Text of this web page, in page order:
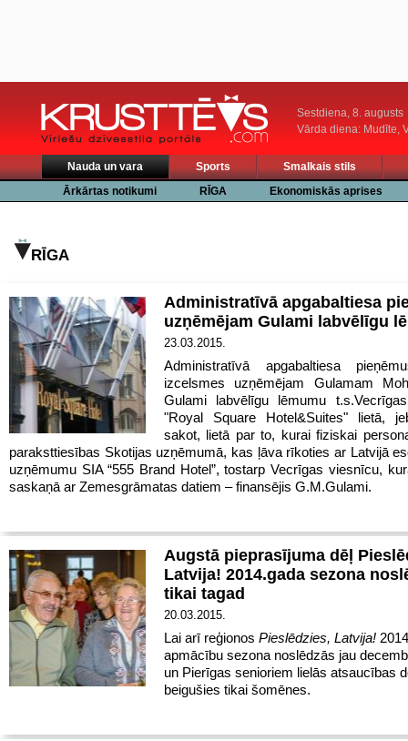
Sestdiena, 8. augusts
Vārda diena: Mudīte,
Nauda un vara Sports
Smalkais stils
Ārkārtas notikumi
RĪGA Ekonomiskās aprises
RĪGA
Administratīvā apgabaltiesa
uzņēmējam Gulami labvēlīgu
23.03.2015.
Administratīvā apgabaltiesa
izcelsmes uzņēmējam Gulamam
Gulami labvēlīgu lēmumu
"Royal Square Hotel&Suites" lietā,
sakot, lietā par to, kurai fiziskai
paraksttiesības Skotijas uzņēmumā, kas ļāva rīkoties ar Latvijā
uzņēmumu SIA “555 Brand Hotel”, tostarp Vecrīgas viesnīcu,
saskaņā ar Zemesgrāmatas datiem – finansējis G.M.Gulami.
Augstā pieprasījuma dēļ
Latvija! 2014.gada sezona
tikai tagad
20.03.2015.
Lai arī reģionos Pieslēdzies, Latvija!
apmācību sezona noslēdzās jau
un Pierīgas senioriem lielās atsaucības
beigušies tikai šomēnes.